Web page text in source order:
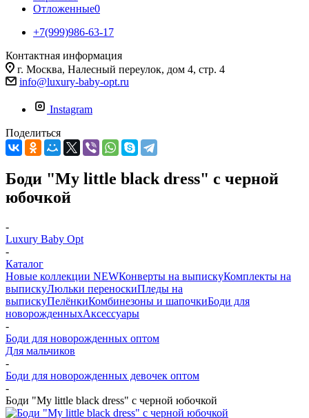
Отложенные0
+7(999)986-63-17
Контактная информация
г. Москва, Налесный переулок, дом 4, стр. 4
info@luxury-baby-opt.ru
Instagram
Поделиться
Боди "My little black dress" с черной
юбочкой
-
Luxury Baby Opt
-
Каталог
Новые коллекции NEWКонверты на выпискуКомплекты на
выпискуЛюльки переноскиПледы на
выпискуПелёнкиКомбинезоны и шапочкиБоди для
новорожденныхАксессуары
-
Боди для новорожденных оптом
Для мальчиков
-
Боди для новорожденных девочек оптом
-
Боди "My little black dress" с черной юбочкой